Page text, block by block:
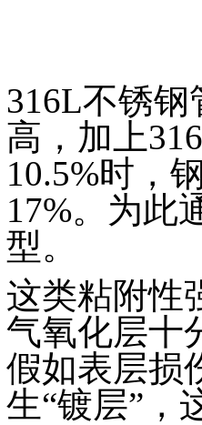
316L不锈
高，加上
10.5%时，
17%。为此
型。
这类粘附性
气氧化层十
假如表层损
生“镀层”，